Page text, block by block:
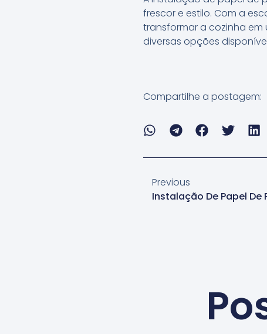
frescor e estilo. Com a
transformar a cozinha em
diversas opções
Compartilhe a postagem:
Previous
Instalação De Papel De